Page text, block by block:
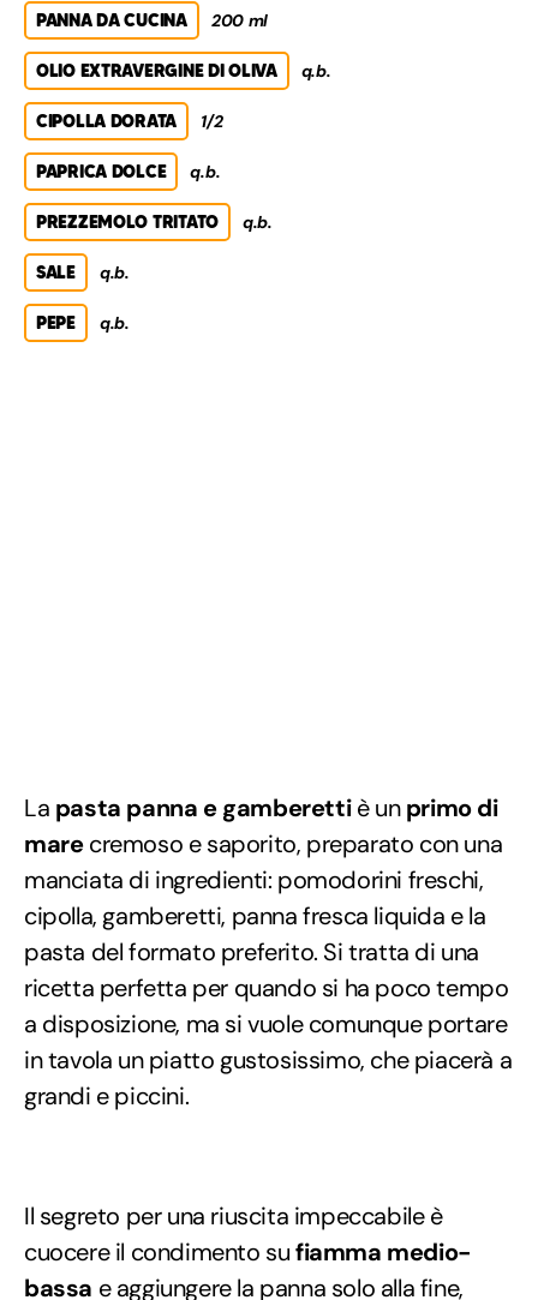
PANNA DA CUCINA 200 ml
OLIO EXTRAVERGINE DI OLIVA q.b.
CIPOLLA DORATA 1/2
PAPRICA DOLCE q.b.
PREZZEMOLO TRITATO q.b.
SALE q.b.
PEPE q.b.
La pasta panna e gamberettiè unprimo di
marecremoso e saporito, preparato con una
manciata di ingredienti: pomodorini freschi,
cipolla, gamberetti, panna fresca liquida e la
pasta del formato preferito. Si tratta di una
ricetta perfetta per quando si ha poco tempo
a disposizione, ma si vuole comunque portare
in tavola un piatto gustosissimo, che piacerà a
grandi e piccini.
Il segreto per una riuscita impeccabile è
cuocere il condimento sufiamma medio-
bassa e aggiungere la panna solo alla fine,